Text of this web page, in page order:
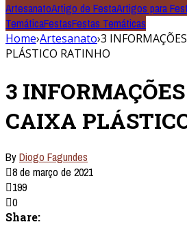
ArtesanatoArtigo de FestaArtigos para
TemáticaFestasFestas Temáticas
Home›Artesanato›3
PLÁSTICO RATINHO
3
CAIXA
ByDiogo Fagundes
8 de março de 2021
199
0
Share: